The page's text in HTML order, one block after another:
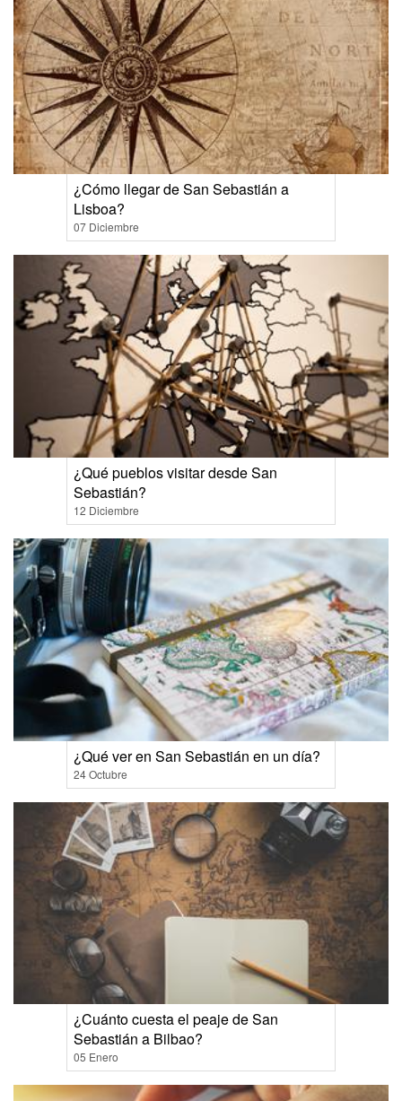
¿Cómo llegar de San Sebastián a
Lisboa?
07 Diciembre
¿Qué pueblos visitar desde San
Sebastián?
12 Diciembre
¿Qué ver en San Sebastián en un día?
24 Octubre
¿Cuánto cuesta el peaje de San
Sebastián a Bilbao?
05 Enero